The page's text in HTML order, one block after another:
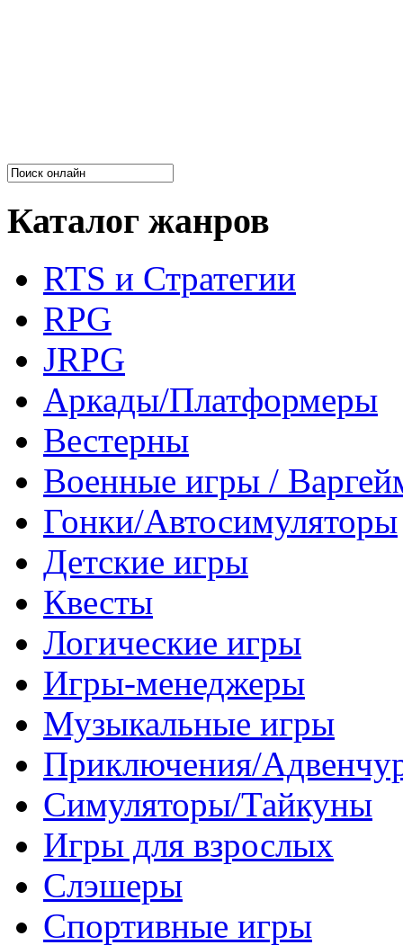
Каталог жанров
RTS и Стратегии
RPG
JRPG
Аркады/Платформеры
Вестерны
Военные игры /
Гонки/Автосимуляторы
Детские игры
Квесты
Логические игры
Игры-менеджеры
Музыкальные игры
Приключения/
Симуляторы/Тайкуны
Игры для взрослых
Слэшеры
Спортивные игры